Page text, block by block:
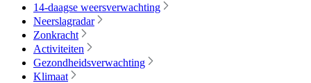
14-daagse weersverwachting
Neerslagradar
Zonkracht
Activiteiten
Gezondheidsverwachting
Klimaat